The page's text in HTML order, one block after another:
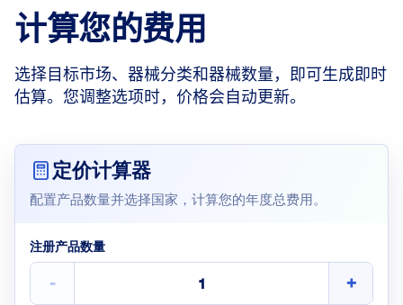
计算您的费用
选择目标市场、器械分类和器械数量，即可生成即时
估算。您调整选项时，价格会自动更新。
定价计算器
配置产品数量并选择国家，计算您的年度总费用。
注册产品数量
- +